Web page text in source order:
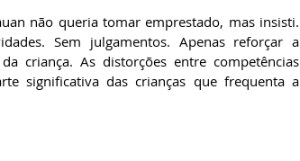
Sem julgamentos. Apenas reforçar a
criança. As distorções entre competências
significativa das crianças que frequenta a